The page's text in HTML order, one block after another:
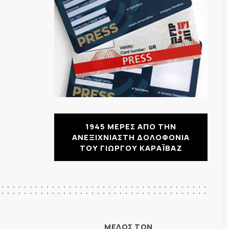
1945 ΜΕΡΕΣ ΑΠΟ ΤΗΝ
ΑΝΕΞΙΧΝΙΑΣΤΗ ΔΟΛΟΦΟΝΙΑ
ΤΟΥ ΓΙΩΡΓΟΥ ΚΑΡΑΪΒΑΖ
ΜΕΛΟΣ ΤΩΝ